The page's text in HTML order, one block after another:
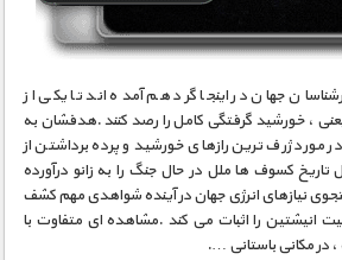
جهان در اینجا گرد هم آمده اند تا یکی از
، خورشید گرفتگی کامل را رصد کنند .هدفشان به
ژرف ترین رازهای خورشید و پرده برداشتن از
کسوف ها ملل در حال جنگ را به زانو درآورده
نیازهای انرژی جهان در آینده شواهدی مهم کشف
انیشتین را اثبات می کند .مشاهده ای متفاوت با
در مکانی باستانی ….